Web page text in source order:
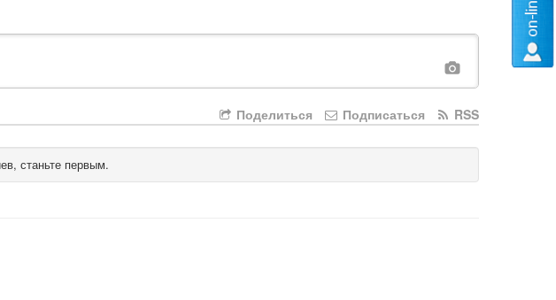
RSS
Подписаться
Поделиться
станьте первым.